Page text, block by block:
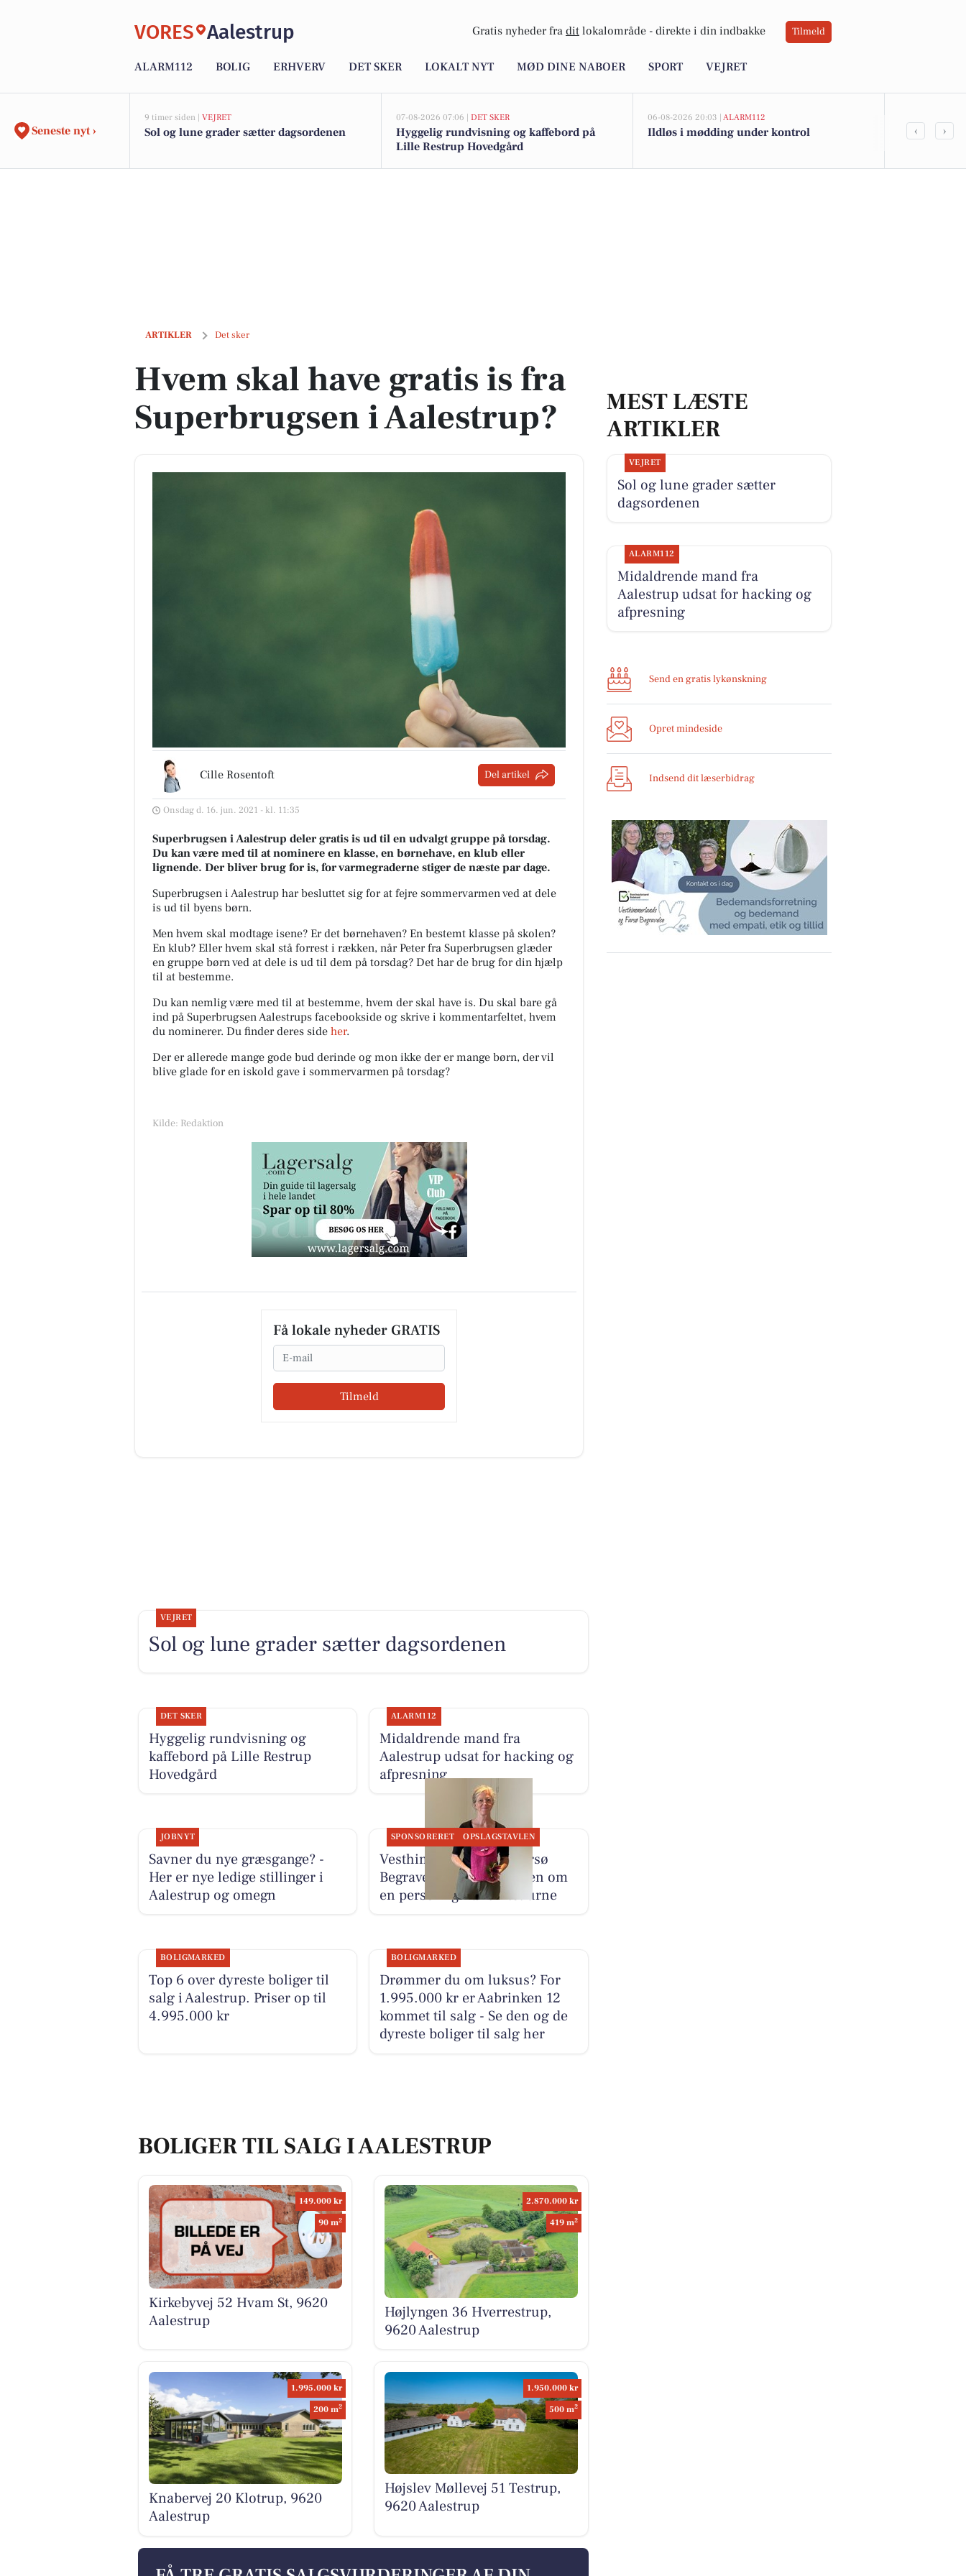
VORES Aalestrup Gratis nyheder fra dit lokalområde - direkte i din indbakke Tilmeld
ALARM112 BOLIG ERHVERV DET SKER LOKALT NYT MØD DINE NABOER SPORT VEJRET
Seneste nyt ›
9 timer siden | VEJRET
Sol og lune grader sætter dagsordenen
07-08-2026 07:06 | DET SKER
Hyggelig rundvisning og kaffebord på
Lille Restrup Hovedgård
06-08-2026 20:03 | ALARM112
Ildløs i mødding under kontrol ‹ ›
ARTIKLER Det sker
Hvem skal have gratis is fra Superbrugsen i Aalestrup?
Hvem skal have gratis is fra
Superbrugsen i Aalestrup?
Cille Rosentoft Del artikel
Onsdag d. 16. jun. 2021 - kl. 11:35
Superbrugsen i Aalestrup deler gratis is ud til en udvalgt gruppe på torsdag.
Du kan være med til at nominere en klasse, en børnehave, en klub eller
lignende. Der bliver brug for is, for varmegraderne stiger de næste par dage.
Superbrugsen i Aalestrup har besluttet sig for at fejre sommervarmen ved at dele
is ud til byens børn.
Men hvem skal modtage isene? Er det børnehaven? En bestemt klasse på skolen?
En klub? Eller hvem skal stå forrest i rækken, når Peter fra Superbrugsen glæder
en gruppe børn ved at dele is ud til dem på torsdag? Det har de brug for din hjælp
til at bestemme.
Du kan nemlig være med til at bestemme, hvem der skal have is. Du skal bare gå
ind på Superbrugsen Aalestrups facebookside og skrive i kommentarfeltet, hvem
du nominerer. Du finder deres side her.
Der er allerede mange gode bud derinde og mon ikke der er mange børn, der vil
blive glade for en iskold gave i sommervarmen på torsdag?
Kilde: Redaktion
Få lokale nyheder GRATIS
Email
Tilmeld
MEST LÆSTE
ARTIKLER
VEJRET
Sol og lune grader sætter
dagsordenen
ALARM112
Midaldrende mand fra
Aalestrup udsat for hacking og
afpresning
Send en gratis lykønskning
Opret mindeside
Indsend dit læserbidrag
VEJRET
Sol og lune grader sætter dagsordenen
DET SKER
Hyggelig rundvisning og
kaffebord på Lille Restrup
Hovedgård
ALARM112
Midaldrende mand fra
Aalestrup udsat for hacking og
afpresning
JOBNYT
Savner du nye græsgange? -
Her er nye ledige stillinger i
Aalestrup og omegn
SPONSORERET OPSLAGSTAVLEN
Vesthimmerlands og Farsø
Begravelse deler historien om
en personlig håndfiltet urne
BOLIGMARKED
Top 6 over dyreste boliger til
salg i Aalestrup. Priser op til
4.995.000 kr
BOLIGMARKED
Drømmer du om luksus? For
1.995.000 kr er Aabrinken 12
kommet til salg - Se den og de
dyreste boliger til salg her
BOLIGER TIL SALG I AALESTRUP
149.000 kr
90 m2
Kirkebyvej 52 Hvam St, 9620
Aalestrup
2.870.000 kr
419 m2
Højlyngen 36 Hverrestrup,
9620 Aalestrup
1.995.000 kr
200 m2
Knabervej 20 Klotrup, 9620
Aalestrup
1.950.000 kr
500 m2
Højslev Møllevej 51 Testrup,
9620 Aalestrup